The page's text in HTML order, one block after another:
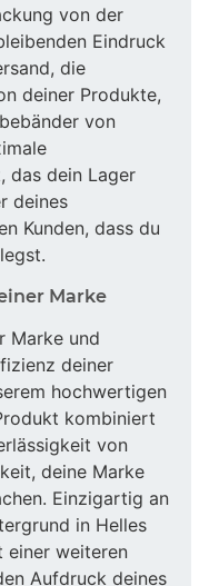
von der
Eindruck
die
deiner Produkte,
von
das dein Lager
deines
Kunden, dass du
Marke
Marke und
deiner
hochwertigen
kombiniert
von
deine Marke
Einzigartig an
in Helles
einer weiteren
Aufdruck deines